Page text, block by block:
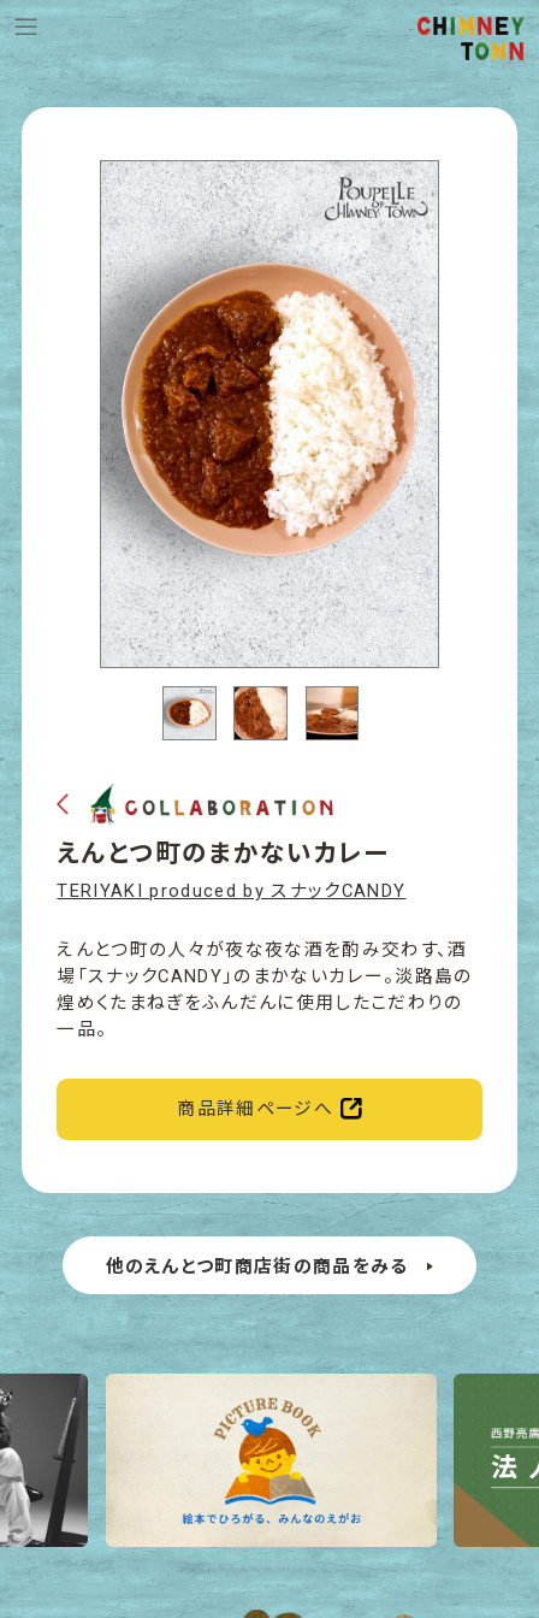
えんとつ町のまかないカレー
TERIYAKI produced by スナックCANDY
えんとつ町の人々が夜な夜な酒を酌み交わす、酒
場「スナックCANDY」のまかないカレー。淡路島の
煌めくたまねぎをふんだんに使用したこだわりの
一品。
商品詳細ページへ
他のえんとつ町商店街の商品をみる